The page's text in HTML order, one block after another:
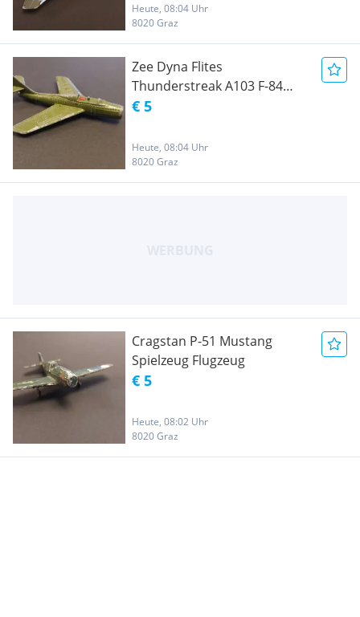
Heute, 08:04 Uhr
8020 Graz
Zee Dyna Flites
Thunderstreak A103 F-84
Spielzeugflugzeug
€ 5
Heute, 08:04 Uhr
8020 Graz
Cragstan P-51 Mustang
Spielzeug Flugzeug
€ 5
Heute, 08:02 Uhr
8020 Graz